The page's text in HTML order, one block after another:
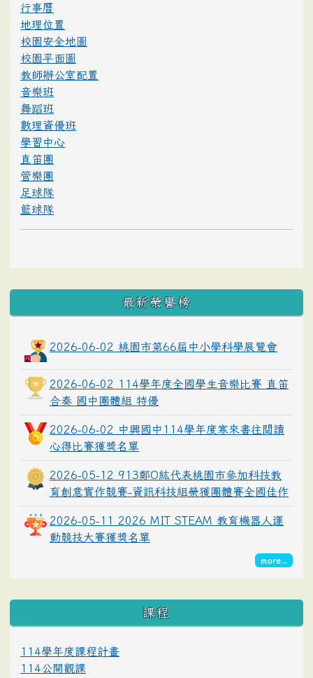
行事曆
地理位置
校園安全地圖
校園平面圖
教師辦公室配置
音樂班
舞蹈班
數理資優班
學習中心
直笛團
管樂團
足球隊
籃球隊
最新榮譽榜
2026-06-02 桃園市第66屆中小學科學展覽會
2026-06-02 114學年度全國學生音樂比賽 直笛
合奏 國中團體組 特優
2026-06-02 中興國中114學年度寒來書往閱讀
心得比賽獲獎名單
2026-05-12 913鄭O紘代表桃園市參加科技教
育創意實作競賽-資訊科技組榮獲團體賽全國佳作
2026-05-11 2026 MIT STEAM 教育機器人運
動競技大賽獲獎名單
more...
課程
114學年度課程計畫
114公開觀課